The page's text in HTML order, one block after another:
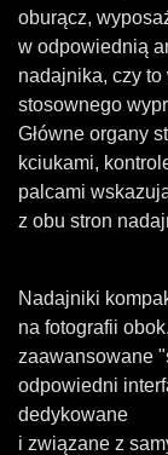
oburącz,
w odpowiednią
nadajnika, czy to
stosownego
Główne organy
kciukami,
palcami
z obu stron
Nadajniki
na fotografii
zaawansowane
odpowiedni
dedykowane
i związane z